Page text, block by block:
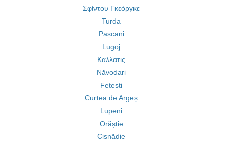
Σφίντου Γκεόργκε
Turda
Pașcani
Lugoj
Καλλατις
Năvodari
Fetesti
Curtea de Argeș
Lupeni
Orăștie
Cisnădie